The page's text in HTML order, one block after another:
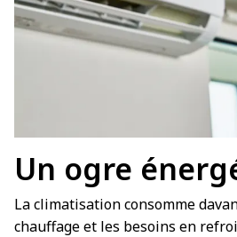
Un ogre
La climatisation consomme
chauffage et les besoins en